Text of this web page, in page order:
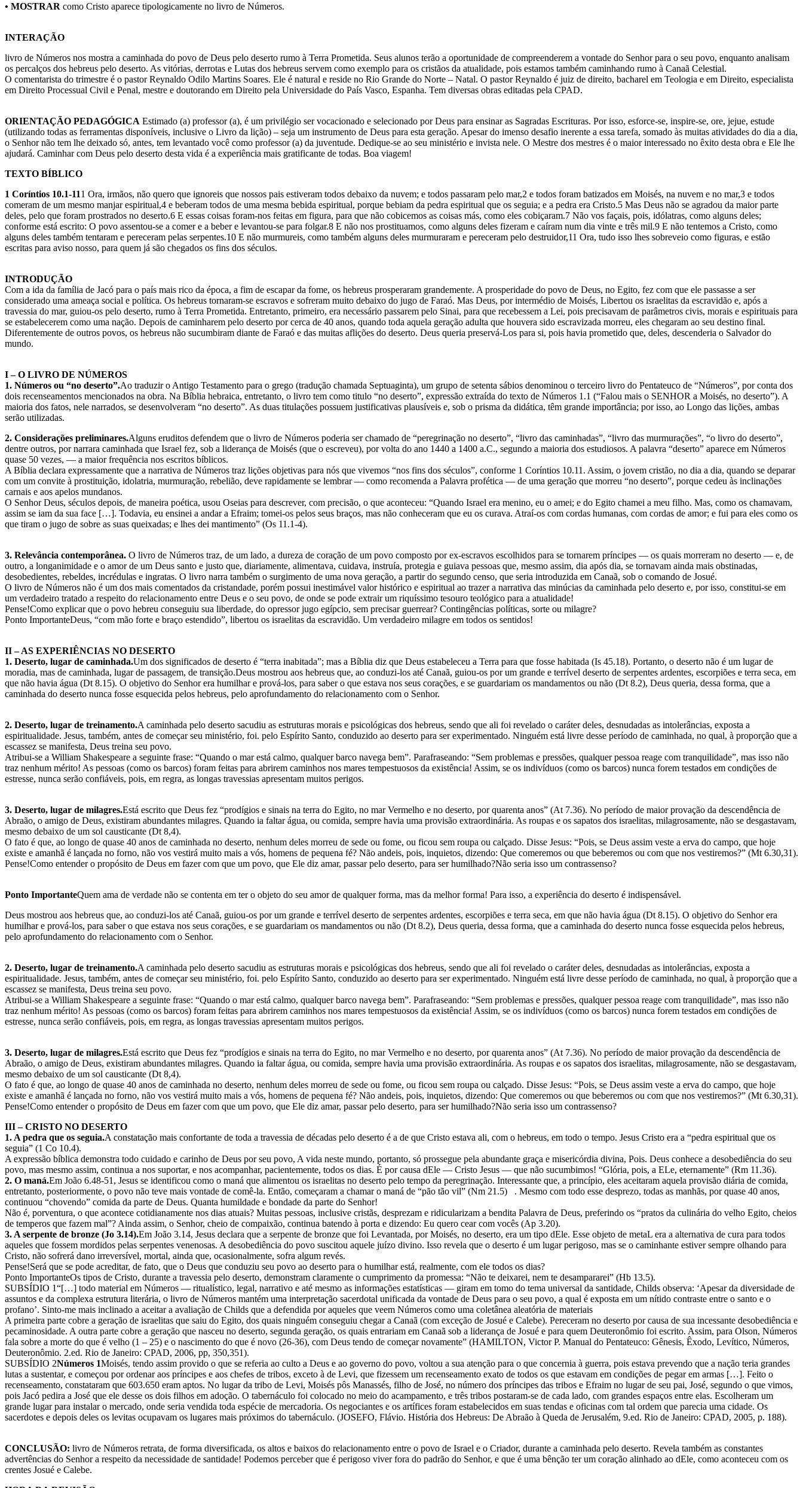
• MOSTRAR como Cristo aparece tipologicamente no livro de Números.
INTERAÇÃO
livro de Números nos mostra a caminhada do povo de Deus pelo deserto rumo à Terra Prometida. Seus alunos terão a oportunidade de compreenderem a vontade do Senhor para o seu povo, enquanto analisam
os percalços dos hebreus pelo deserto. As vitórias, derrotas e Lutas dos hebreus servem como exemplo para os cristãos da atualidade, pois estamos também caminhando rumo à Canaã Celestial.
O comentarista do trimestre é o pastor Reynaldo Odilo Martins Soares. Ele é natural e reside no Rio Grande do Norte – Natal. O pastor Reynaldo é juiz de direito, bacharel em Teologia e em Direito, especialista
em Direito Processual Civil e Penal, mestre e doutorando em Direito pela Universidade do País Vasco, Espanha. Tem diversas obras editadas pela CPAD.
ORIENTAÇÃO PEDAGÓGICA Estimado (a) professor (a), é um privilégio ser vocacionado e selecionado por Deus para ensinar as Sagradas Escrituras. Por isso, esforce-se, inspire-se, ore, jejue, estude
(utilizando todas as ferramentas disponíveis, inclusive o Livro da lição) – seja um instrumento de Deus para esta geração. Apesar do imenso desafio inerente a essa tarefa, somado às muitas atividades do dia a dia,
o Senhor não tem lhe deixado só, antes, tem levantado você como professor (a) da juventude. Dedique-se ao seu ministério e invista nele. O Mestre dos mestres é o maior interessado no êxito desta obra e Ele lhe
ajudará. Caminhar com Deus pelo deserto desta vida é a experiência mais gratificante de todas. Boa viagem!
TEXTO BÍBLICO
1 Coríntios 10.1-111 Ora, irmãos, não quero que ignoreis que nossos pais estiveram todos debaixo da nuvem; e todos passaram pelo mar,2 e todos foram batizados em Moisés, na nuvem e no mar,3 e todos
comeram de um mesmo manjar espiritual,4 e beberam todos de uma mesma bebida espiritual, porque bebiam da pedra espiritual que os seguia; e a pedra era Cristo.5 Mas Deus não se agradou da maior parte
deles, pelo que foram prostrados no deserto.6 E essas coisas foram-nos feitas em figura, para que não cobicemos as coisas más, como eles cobiçaram.7 Não vos façais, pois, idólatras, como alguns deles;
conforme está escrito: O povo assentou-se a comer e a beber e levantou-se para folgar.8 E não nos prostituamos, como alguns deles fizeram e caíram num dia vinte e três mil.9 E não tentemos a Cristo, como
alguns deles também tentaram e pereceram pelas serpentes.10 E não murmureis, como também alguns deles murmuraram e pereceram pelo destruidor,11 Ora, tudo isso lhes sobreveio como figuras, e estão
escritas para aviso nosso, para quem já são chegados os fins dos séculos.
INTRODUÇÃO
Com a ida da família de Jacó para o país mais rico da época, a fim de escapar da fome, os hebreus prosperaram grandemente. A prosperidade do povo de Deus, no Egito, fez com que ele passasse a ser
considerado uma ameaça social e política. Os hebreus tornaram-se escravos e sofreram muito debaixo do jugo de Faraó. Mas Deus, por intermédio de Moisés, Libertou os israelitas da escravidão e, após a
travessia do mar, guiou-os pelo deserto, rumo à Terra Prometida. Entretanto, primeiro, era necessário passarem pelo Sinai, para que recebessem a Lei, pois precisavam de parâmetros civis, morais e espirituais para
se estabelecerem como uma nação. Depois de caminharem pelo deserto por cerca de 40 anos, quando toda aquela geração adulta que houvera sido escravizada morreu, eles chegaram ao seu destino final.
Diferentemente de outros povos, os hebreus não sucumbiram diante de Faraó e das muitas aflições do deserto. Deus queria preservá-Los para si, pois havia prometido que, deles, descenderia o Salvador do
mundo.
I – O LIVRO DE NÚMEROS
1. Números ou “no deserto”.Ao traduzir o Antigo Testamento para o grego (tradução chamada Septuaginta), um grupo de setenta sábios denominou o terceiro livro do Pentateuco de “Números”, por conta dos
dois recenseamentos mencionados na obra. Na Bíblia hebraica, entretanto, o livro tem como titulo “no deserto”, expressão extraída do texto de Números 1.1 (“Falou mais o SENHOR a Moisés, no deserto”). A
maioria dos fatos, nele narrados, se desenvolveram “no deserto”. As duas titulações possuem justificativas plausíveis e, sob o prisma da didática, têm grande importância; por isso, ao Longo das lições, ambas
serão utilizadas.
2. Considerações preliminares.Alguns eruditos defendem que o livro de Números poderia ser chamado de “peregrinação no deserto”, “livro das caminhadas”, “livro das murmurações”, “o livro do deserto”,
dentre outros, por narrara caminhada que Israel fez, sob a liderança de Moisés (que o escreveu), por volta do ano 1440 a 1400 a.C., segundo a maioria dos estudiosos. A palavra “deserto” aparece em Números
quase 50 vezes, — a maior frequência nos escritos bíblicos.
A Bíblia declara expressamente que a narrativa de Números traz lições objetivas para nós que vivemos “nos fins dos séculos”, conforme 1 Coríntios 10.11. Assim, o jovem cristão, no dia a dia, quando se deparar
com um convite à prostituição, idolatria, murmuração, rebelião, deve rapidamente se lembrar — como recomenda a Palavra profética — de uma geração que morreu “no deserto”, porque cedeu às inclinações
carnais e aos apelos mundanos.
O Senhor Deus, séculos depois, de maneira poética, usou Oseias para descrever, com precisão, o que aconteceu: “Quando Israel era menino, eu o amei; e do Egito chamei a meu filho. Mas, como os chamavam,
assim se iam da sua face […]. Todavia, eu ensinei a andar a Efraim; tomei-os pelos seus braços, mas não conheceram que eu os curava. Atraí-os com cordas humanas, com cordas de amor; e fui para eles como os
que tiram o jugo de sobre as suas queixadas; e lhes dei mantimento” (Os 11.1-4).
3. Relevância contemporânea. O livro de Números traz, de um lado, a dureza de coração de um povo composto por ex-escravos escolhidos para se tornarem príncipes — os quais morreram no deserto — e, de
outro, a longanimidade e o amor de um Deus santo e justo que, diariamente, alimentava, cuidava, instruía, protegia e guiava pessoas que, mesmo assim, dia após dia, se tornavam ainda mais obstinadas,
desobedientes, rebeldes, incrédulas e ingratas. O livro narra também o surgimento de uma nova geração, a partir do segundo censo, que seria introduzida em Canaã, sob o comando de Josué.
O livro de Números não é um dos mais comentados da cristandade, porém possui inestimável valor histórico e espiritual ao trazer a narrativa das minúcias da caminhada pelo deserto e, por isso, constitui-se em
um verdadeiro tratado a respeito do relacionamento entre Deus e o seu povo, de onde se pode extrair um riquíssimo tesouro teológico para a atualidade!
Pense!Como explicar que o povo hebreu conseguiu sua liberdade, do opressor jugo egípcio, sem precisar guerrear? Contingências políticas, sorte ou milagre?
Ponto ImportanteDeus, “com mão forte e braço estendido”, libertou os israelitas da escravidão. Um verdadeiro milagre em todos os sentidos!
II – AS EXPERIÊNCIAS NO DESERTO
1. Deserto, lugar de caminhada.Um dos significados de deserto é “terra inabitada”; mas a Bíblia diz que Deus estabeleceu a Terra para que fosse habitada (Is 45.18). Portanto, o deserto não é um lugar de
moradia, mas de caminhada, lugar de passagem, de transição.Deus mostrou aos hebreus que, ao conduzi-los até Canaã, guiou-os por um grande e terrível deserto de serpentes ardentes, escorpiões e terra seca, em
que não havia água (Dt 8.15). O objetivo do Senhor era humilhar e prová-los, para saber o que estava nos seus corações, e se guardariam os mandamentos ou não (Dt 8.2), Deus queria, dessa forma, que a
caminhada do deserto nunca fosse esquecida pelos hebreus, pelo aprofundamento do relacionamento com o Senhor.
2. Deserto, lugar de treinamento.A caminhada pelo deserto sacudiu as estruturas morais e psicológicas dos hebreus, sendo que ali foi revelado o caráter deles, desnudadas as intolerâncias, exposta a
espiritualidade. Jesus, também, antes de começar seu ministério, foi. pelo Espírito Santo, conduzido ao deserto para ser experimentado. Ninguém está livre desse período de caminhada, no qual, à proporção que a
escassez se manifesta, Deus treina seu povo.
Atribui-se a William Shakespeare a seguinte frase: “Quando o mar está calmo, qualquer barco navega bem”. Parafraseando: “Sem problemas e pressões, qualquer pessoa reage com tranquilidade”, mas isso não
traz nenhum mérito! As pessoas (como os barcos) foram feitas para abrirem caminhos nos mares tempestuosos da existência! Assim, se os indivíduos (como os barcos) nunca forem testados em condições de
estresse, nunca serão confiáveis, pois, em regra, as longas travessias apresentam muitos perigos.
3. Deserto, lugar de milagres.Está escrito que Deus fez “prodígios e sinais na terra do Egito, no mar Vermelho e no deserto, por quarenta anos” (At 7.36). No período de maior provação da descendência de
Abraão, o amigo de Deus, existiram abundantes milagres. Quando ia faltar água, ou comida, sempre havia uma provisão extraordinária. As roupas e os sapatos dos israelitas, milagrosamente, não se desgastavam,
mesmo debaixo de um sol causticante (Dt 8,4).
O fato é que, ao longo de quase 40 anos de caminhada no deserto, nenhum deles morreu de sede ou fome, ou ficou sem roupa ou calçado. Disse Jesus: “Pois, se Deus assim veste a erva do campo, que hoje
existe e amanhã é lançada no forno, não vos vestirá muito mais a vós, homens de pequena fé? Não andeis, pois, inquietos, dizendo: Que comeremos ou que beberemos ou com que nos vestiremos?” (Mt 6.30,31).
Pense!Como entender o propósito de Deus em fazer com que um povo, que Ele diz amar, passar pelo deserto, para ser humilhado?Não seria isso um contrassenso?
Ponto ImportanteQuem ama de verdade não se contenta em ter o objeto do seu amor de qualquer forma, mas da melhor forma! Para isso, a experiência do deserto é indispensável.
Deus mostrou aos hebreus que, ao conduzi-los até Canaã, guiou-os por um grande e terrível deserto de serpentes ardentes, escorpiões e terra seca, em que não havia água (Dt 8.15). O objetivo do Senhor era
humilhar e prová-los, para saber o que estava nos seus corações, e se guardariam os mandamentos ou não (Dt 8.2), Deus queria, dessa forma, que a caminhada do deserto nunca fosse esquecida pelos hebreus,
pelo aprofundamento do relacionamento com o Senhor.
2. Deserto, lugar de treinamento.A caminhada pelo deserto sacudiu as estruturas morais e psicológicas dos hebreus, sendo que ali foi revelado o caráter deles, desnudadas as intolerâncias, exposta a
espiritualidade. Jesus, também, antes de começar seu ministério, foi. pelo Espírito Santo, conduzido ao deserto para ser experimentado. Ninguém está livre desse período de caminhada, no qual, à proporção que a
escassez se manifesta, Deus treina seu povo.
Atribui-se a William Shakespeare a seguinte frase: “Quando o mar está calmo, qualquer barco navega bem”. Parafraseando: “Sem problemas e pressões, qualquer pessoa reage com tranquilidade”, mas isso não
traz nenhum mérito! As pessoas (como os barcos) foram feitas para abrirem caminhos nos mares tempestuosos da existência! Assim, se os indivíduos (como os barcos) nunca forem testados em condições de
estresse, nunca serão confiáveis, pois, em regra, as longas travessias apresentam muitos perigos.
3. Deserto, lugar de milagres.Está escrito que Deus fez “prodígios e sinais na terra do Egito, no mar Vermelho e no deserto, por quarenta anos” (At 7.36). No período de maior provação da descendência de
Abraão, o amigo de Deus, existiram abundantes milagres. Quando ia faltar água, ou comida, sempre havia uma provisão extraordinária. As roupas e os sapatos dos israelitas, milagrosamente, não se desgastavam,
mesmo debaixo de um sol causticante (Dt 8,4).
O fato é que, ao longo de quase 40 anos de caminhada no deserto, nenhum deles morreu de sede ou fome, ou ficou sem roupa ou calçado. Disse Jesus: “Pois, se Deus assim veste a erva do campo, que hoje
existe e amanhã é lançada no forno, não vos vestirá muito mais a vós, homens de pequena fé? Não andeis, pois, inquietos, dizendo: Que comeremos ou que beberemos ou com que nos vestiremos?” (Mt 6.30,31).
Pense!Como entender o propósito de Deus em fazer com que um povo, que Ele diz amar, passar pelo deserto, para ser humilhado?Não seria isso um contrassenso?
III – CRISTO NO DESERTO
1. A pedra que os seguia.A constatação mais confortante de toda a travessia de décadas pelo deserto é a de que Cristo estava ali, com o hebreus, em todo o tempo. Jesus Cristo era a “pedra espiritual que os
seguia” (1 Co 10.4).
A expressão bíblica demonstra todo cuidado e carinho de Deus por seu povo, A vida neste mundo, portanto, só prossegue pela abundante graça e misericórdia divina, Pois. Deus conhece a desobediência do seu
povo, mas mesmo assim, continua a nos suportar, e nos acompanhar, pacientemente, todos os dias. É por causa dEle — Cristo Jesus — que não sucumbimos! “Glória, pois, a ELe, eternamente” (Rm 11.36).
2. O maná.Em João 6.48-51, Jesus se identificou como o maná que alimentou os israelitas no deserto pelo tempo da peregrinação. Interessante que, a princípio, eles aceitaram aquela provisão diária de comida,
entretanto, posteriormente, o povo não teve mais vontade de comê-la. Então, começaram a chamar o maná de “pão tão vil” (Nm 21.5) . Mesmo com todo esse desprezo, todas as manhãs, por quase 40 anos,
continuou “chovendo” comida da parte de Deus. Quanta humildade e bondade da parte do Senhor!
Não é, porventura, o que acontece cotidianamente nos dias atuais? Muitas pessoas, inclusive cristãs, desprezam e ridicularizam a bendita Palavra de Deus, preferindo os “pratos da culinária do velho Egito, cheios
de temperos que fazem mal”? Ainda assim, o Senhor, cheio de compaixão, continua batendo à porta e dizendo: Eu quero cear com vocês (Ap 3.20).
3. A serpente de bronze (Jo 3.14).Em João 3.14, Jesus declara que a serpente de bronze que foi Levantada, por Moisés, no deserto, era um tipo dEle. Esse objeto de metaL era a alternativa de cura para todos
aqueles que fossem mordidos pelas serpentes venenosas. A desobediência do povo suscitou aquele juízo divino. Isso revela que o deserto é um lugar perigoso, mas se o caminhante estiver sempre olhando para
Cristo, não sofrerá dano irreversível, mortal, ainda que, ocasionalmente, sofra algum revés.
Pense!Será que se pode acreditar, de fato, que o Deus que conduziu seu povo ao deserto para o humilhar está, realmente, com ele todos os dias?
Ponto ImportanteOs tipos de Cristo, durante a travessia pelo deserto, demonstram claramente o cumprimento da promessa: “Não te deixarei, nem te desampararei” (Hb 13.5).
SUBSÍDIO 1“[…] todo material em Números — ritualístico, legal, narrativo e até mesmo as informações estatísticas — giram em tomo do tema universal da santidade, Childs observa: ‘Apesar da diversidade de
assuntos e da complexa estrutura literária, o livro de Números mantém uma interpretação sacerdotal unificada da vontade de Deus para o seu povo, a qual é exposta em um nítido contraste entre o santo e o
profano’. Sinto-me mais inclinado a aceitar a avaliação de Childs que a defendida por aqueles que veem Números como uma coletânea aleatória de materiais
A primeira parte cobre a geração de israelitas que saiu do Egito, dos quais ninguém conseguiu chegar a Canaã (com exceção de Josué e Calebe). Pereceram no deserto por causa de sua incessante desobediência e
pecaminosidade. A outra parte cobre a geração que nasceu no deserto, segunda geração, os quais entrariam em Canaã sob a liderança de Josué e para quem Deuteronômio foi escrito. Assim, para Olson, Números
fala sobre a morte do que é velho (1 – 25) e o nascimento do que é novo (26-36), com Deus tendo de começar novamente” (HAMILTON, Victor P. Manual do Pentateuco: Gênesis, Êxodo, Levítico, Números,
Deuteronômio. 2.ed. Rio de Janeiro: CPAD, 2006, pp, 350,351).
SUBSÍDIO 2Números 1Moisés, tendo assim provido o que se referia ao culto a Deus e ao governo do povo, voltou a sua atenção para o que concernia à guerra, pois estava prevendo que a nação teria grandes
lutas a sustentar, e começou por ordenar aos príncipes e aos chefes de tribos, exceto à de Levi, que fizessem um recenseamento exato de todos os que estavam em condições de pegar em armas […]. Feito o
recenseamento, constataram que 603.650 eram aptos. No lugar da tribo de Levi, Moisés pôs Manassés, filho de José, no número dos príncipes das tribos e Efraim no lugar de seu pai, José, segundo o que vimos,
pois Jacó pedira a José que ele desse os dois filhos em adoção. O tabernáculo foi colocado no meio do acampamento, e três tribos postaram-se de cada lado, com grandes espaços entre elas. Escolheram um
grande lugar para instalar o mercado, onde seria vendida toda espécie de mercadoria. Os negociantes e os artífices foram estabelecidos em suas tendas e oficinas com tal ordem que parecia uma cidade. Os
sacerdotes e depois deles os levitas ocupavam os lugares mais próximos do tabernáculo. (JOSEFO, Flávio. História dos Hebreus: De Abraão à Queda de Jerusalém, 9.ed. Rio de Janeiro: CPAD, 2005, p. 188).
CONCLUSÃO: livro de Números retrata, de forma diversificada, os altos e baixos do relacionamento entre o povo de Israel e o Criador, durante a caminhada pelo deserto. Revela também as constantes
advertências do Senhor a respeito da necessidade de santidade! Podemos perceber que é perigoso viver fora do padrão do Senhor, e que é uma bênção ter um coração alinhado ao dEle, como aconteceu com os
crentes Josué e Calebe.